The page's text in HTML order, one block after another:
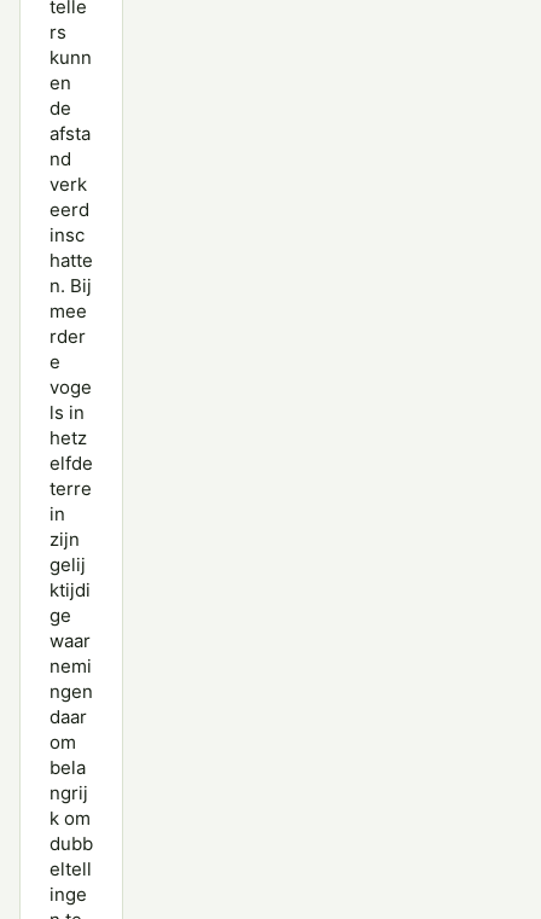
telle
rs
kunn
en
de
afsta
nd
verk
eerd
insc
hatte
n. Bij
mee
rder
e
voge
ls in
hetz
elfde
terre
in
zijn
gelij
ktijdi
ge
waar
nemi
ngen
daar
om
bela
ngrij
k om
dubb
eltell
inge